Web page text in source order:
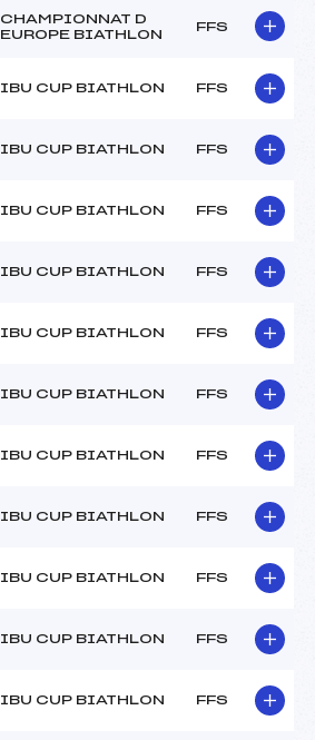
CHAMPIONNAT D
EUROPE BIATHLON
FFS
IBU CUP BIATHLON FFS
IBU CUP BIATHLON FFS
IBU CUP BIATHLON FFS
IBU CUP BIATHLON FFS
IBU CUP BIATHLON FFS
IBU CUP BIATHLON FFS
IBU CUP BIATHLON FFS
IBU CUP BIATHLON FFS
IBU CUP BIATHLON FFS
IBU CUP BIATHLON FFS
IBU CUP BIATHLON FFS